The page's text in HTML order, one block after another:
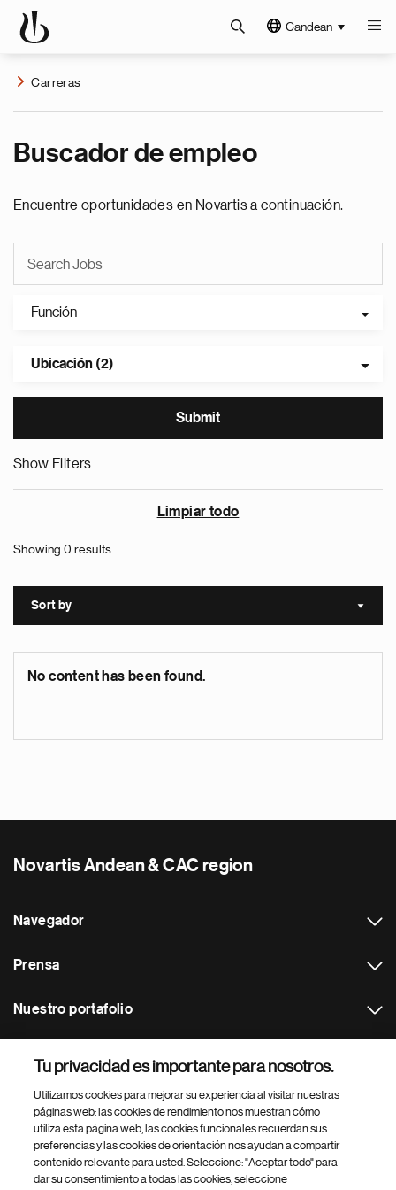
Candean
Carreras
Buscador de empleo
Encuentre oportunidades en Novartis a continuación.
Función
Ubicación (2)
Show Filters
Limpiar todo
Showing 0 results
Sort by Sort
No content has been found.
Novartis Andean & CAC region
Navegador
Prensa
Nuestro portafolio
Footer Site Search
Tu privacidad es importante para nosotros.
Utilizamos cookies para mejorar su experiencia al visitar nuestras
páginas web: las cookies de rendimiento nos muestran cómo
utiliza esta página web, las cookies funcionales recuerdan sus
preferencias y las cookies de orientación nos ayudan a compartir
contenido relevante para usted. Seleccione: "Aceptar todo" para
dar su consentimiento a todas las cookies, seleccione